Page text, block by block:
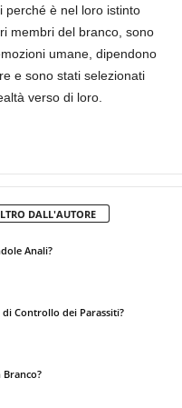
perché è nel loro istinto
membri del branco, sono
umane, dipendono
e sono stati selezionati
verso di loro.
DALL'AUTORE
Anali?
di Controllo dei Parassiti?
Branco?